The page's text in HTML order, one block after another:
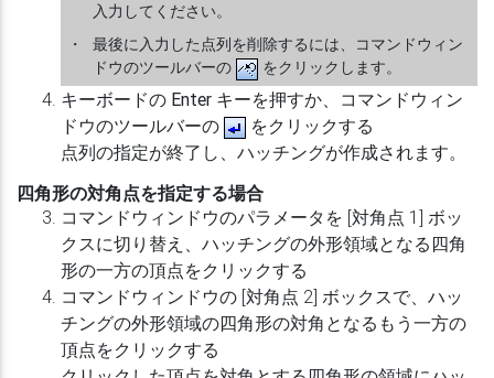
入力してください。
・
最後に入力した点列を削除するには、コマンドウィン
ドウのツールバーの
をクリックします。
キーボードの Enter キーを押すか、コマンドウィン
ドウのツールバーの
をクリックする
点列の指定が終了し、ハッチングが作成されます。
四角形の対角点を指定する場合
コマンドウィンドウのパラメータを [対角点 1] ボッ
クスに切り替え、ハッチングの外形領域となる四角
形の一方の頂点をクリックする
コマンドウィンドウの [対角点 2] ボックスで、ハッ
チングの外形領域の四角形の対角となるもう一方の
頂点をクリックする